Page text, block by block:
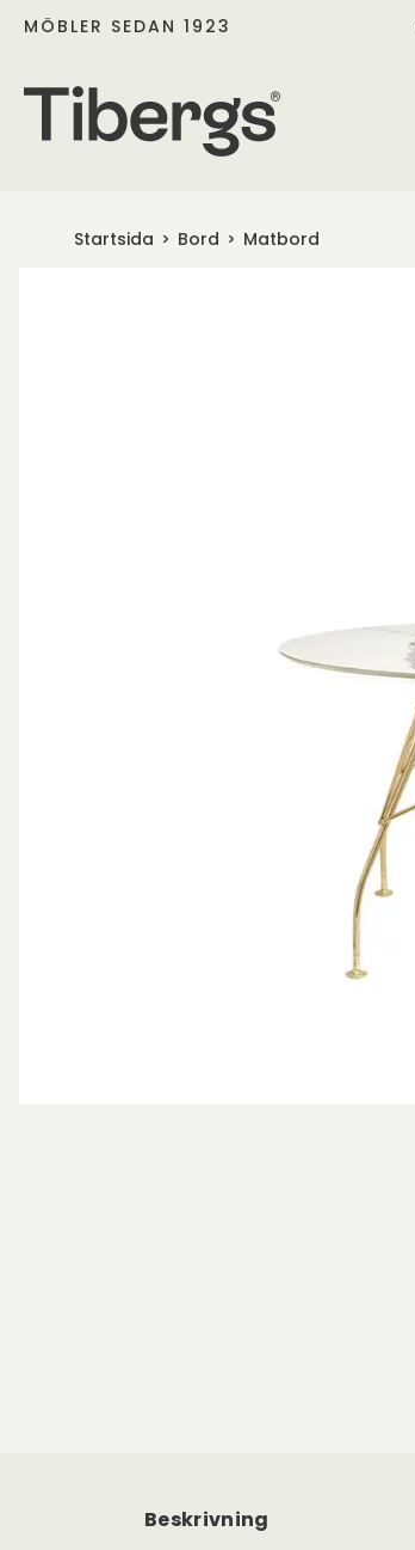
MÖBLER SEDAN 1923
Startsida Bord Matbord
Beskrivning